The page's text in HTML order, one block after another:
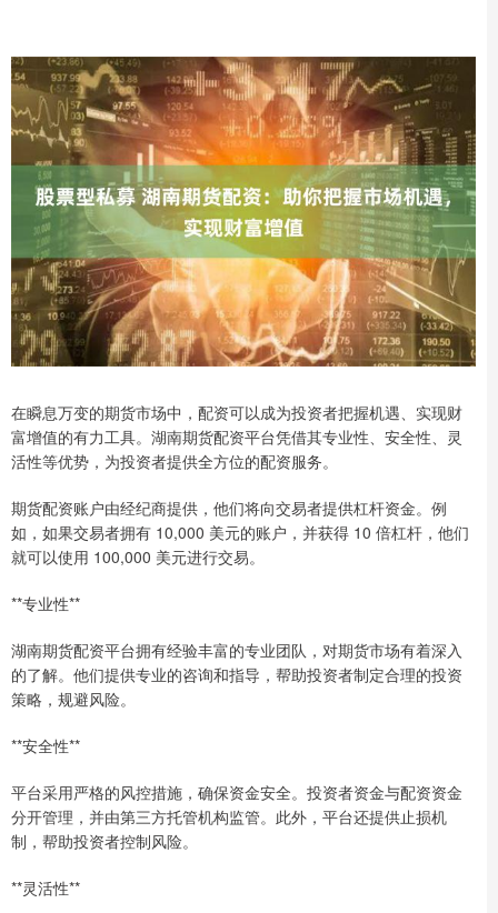
在瞬息万变的期货市场中，配资可以成为投资者把握机遇、实现财
富增值的有力工具。湖南期货配资平台凭借其专业性、安全性、灵
活性等优势，为投资者提供全方位的配资服务。
期货配资账户由经纪商提供，他们将向交易者提供杠杆资金。例
如，如果交易者拥有 10,000 美元的账户，并获得 10 倍杠杆，他们
就可以使用 100,000 美元进行交易。
**专业性**
湖南期货配资平台拥有经验丰富的专业团队，对期货市场有着深入
的了解。他们提供专业的咨询和指导，帮助投资者制定合理的投资
策略，规避风险。
**安全性**
平台采用严格的风控措施，确保资金安全。投资者资金与配资资金
分开管理，并由第三方托管机构监管。此外，平台还提供止损机
制，帮助投资者控制风险。
**灵活性**